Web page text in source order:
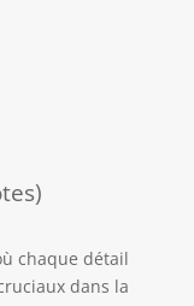
chaque détail
dans la